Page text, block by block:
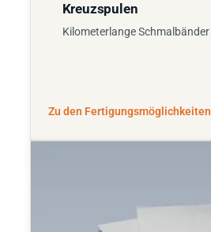
Kreuzspulen
Kilometerlange Schmalbänder
Zu den Fertigungsmöglichkeiten